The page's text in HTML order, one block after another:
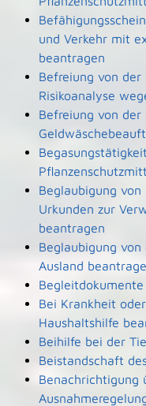
und Verkehr mit
beantragen
Befreiung von
Risikoanalyse
Befreiung von
Beglaubigung
Urkunden zur
beantragen
Beglaubigung
Ausland
Bei Krankheit
Haushaltshilfe
Beihilfe bei der
Beistandschaft
Benachrichtigung